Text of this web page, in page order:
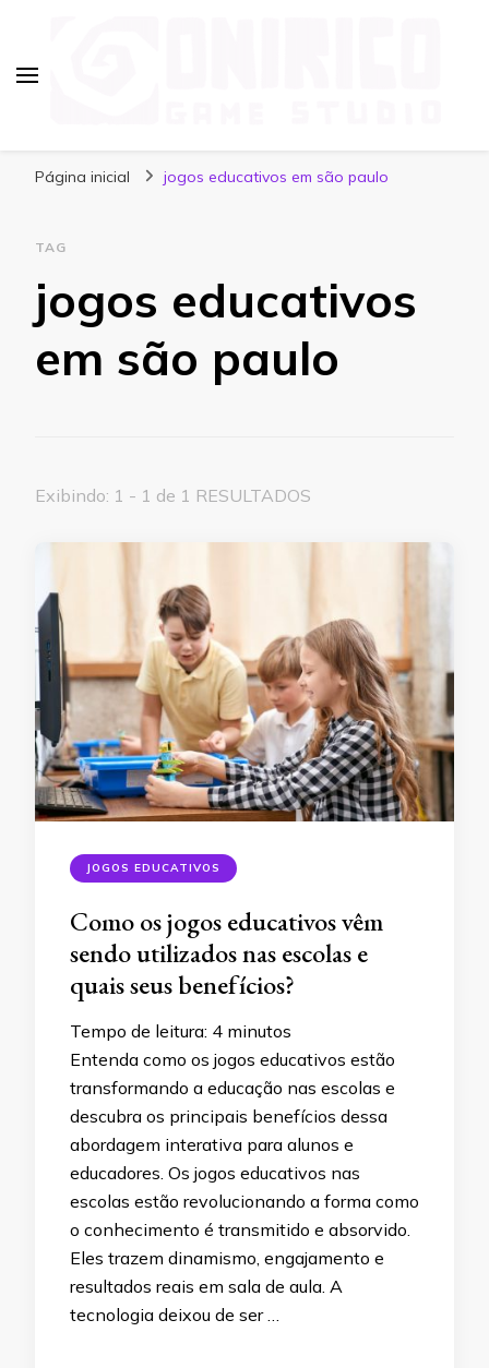
Página inicial jogos educativos em são paulo
TAG
jogos educativos
em são paulo
Exibindo: 1 - 1 de 1 RESULTADOS
JOGOS EDUCATIVOS
Como os jogos educativos vêm
sendo utilizados nas escolas e
quais seus benefícios?
Tempo de leitura: 4 minutos
Entenda como os jogos educativos estão
transformando a educação nas escolas e
descubra os principais benefícios dessa
abordagem interativa para alunos e
educadores. Os jogos educativos nas
escolas estão revolucionando a forma como
o conhecimento é transmitido e absorvido.
Eles trazem dinamismo, engajamento e
resultados reais em sala de aula. A
tecnologia deixou de ser …